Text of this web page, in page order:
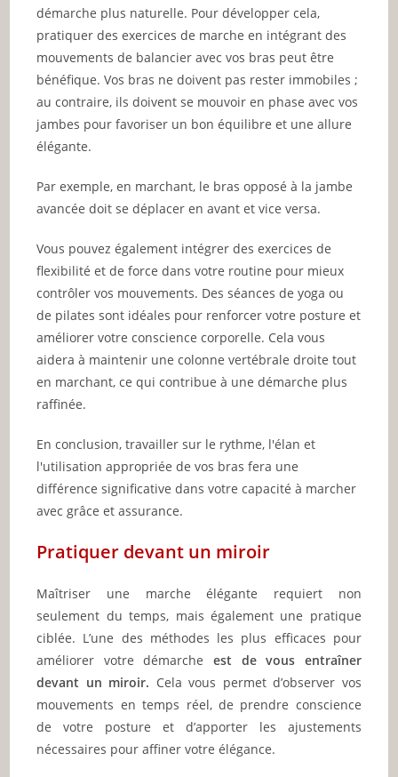
démarche plus naturelle. Pour développer cela,
pratiquer des exercices de marche en intégrant des
mouvements de balancier avec vos bras peut être
bénéfique. Vos bras ne doivent pas rester immobiles ;
au contraire, ils doivent se mouvoir en phase avec vos
jambes pour favoriser un bon équilibre et une allure
élégante.
Par exemple, en marchant, le bras opposé à la jambe
avancée doit se déplacer en avant et vice versa.
Vous pouvez également intégrer des exercices de
flexibilité et de force dans votre routine pour mieux
contrôler vos mouvements. Des séances de yoga ou
de pilates sont idéales pour renforcer votre posture et
améliorer votre conscience corporelle. Cela vous
aidera à maintenir une colonne vertébrale droite tout
en marchant, ce qui contribue à une démarche plus
raffinée.
En conclusion, travailler sur le rythme, l'élan et
l'utilisation appropriée de vos bras fera une
différence significative dans votre capacité à marcher
avec grâce et assurance.
Pratiquer devant un miroir
Maîtriser une marche élégante requiert non
seulement du temps, mais également une pratique
ciblée. L’une des méthodes les plus efficaces pour
améliorer votre démarche est de vous entraîner
devant un miroir. Cela vous permet d’observer vos
mouvements en temps réel, de prendre conscience
de votre posture et d’apporter les ajustements
nécessaires pour affiner votre élégance.